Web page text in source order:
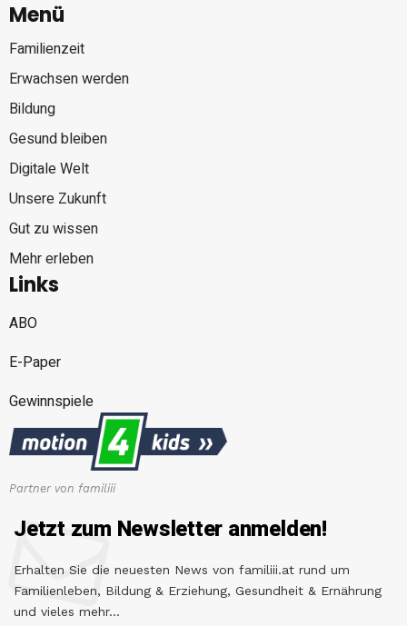
Menü
Familienzeit
Erwachsen werden
Bildung
Gesund bleiben
Digitale Welt
Unsere Zukunft
Gut zu wissen
Mehr erleben
Links
ABO
E-Paper
Gewinnspiele
Partner von familiii
Jetzt zum Newsletter anmelden!
Erhalten Sie die neuesten News von familiii.at rund um
Familienleben, Bildung & Erziehung, Gesundheit & Ernährung
und vieles mehr...